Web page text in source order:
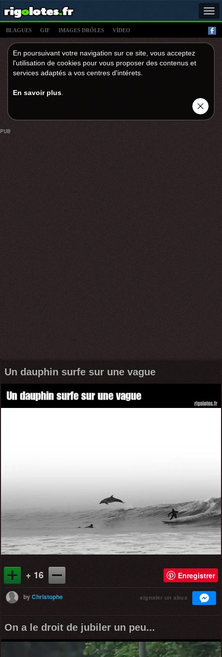
BLAGUES GIF IMAGES DRÔLES VÍDEO
En poursuivant votre navigation sur ce site, vous acceptez
l'utilisation de cookies pour vous proposer des contenus et
services adaptés a vos centres d'intérets.
En savoir plus
PUB
Un dauphin surfe sur une vague
+ 16 Enregistrer
byChristophe signaler un abus
On a le droit de jubiler un peu...